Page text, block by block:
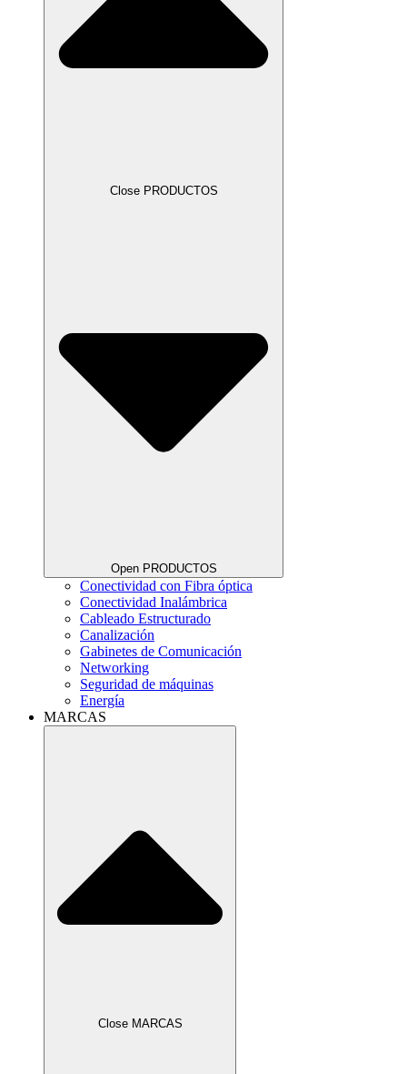
Close PRODUCTOS
Open PRODUCTOS
Conectividad con Fibra óptica
Conectividad Inalámbrica
Cableado Estructurado
Canalización
Gabinetes de Comunicación
Networking
Seguridad de máquinas
Energía
MARCAS
Close MARCAS